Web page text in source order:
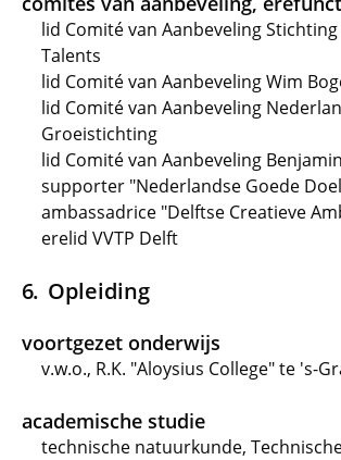
lid Comité van Aanbeveling
Talents
lid Comité van Aanbeveling Wim
lid Comité van Aanbeveling
Groeistichting
lid Comité van Aanbeveling
supporter "Nederlandse Goede
ambassadrice "Delftse Creatieve
erelid VVTP Delft
Opleiding
voortgezet onderwijs
v.w.o., R.K. "Aloysius College" te 's-
academische studie
technische natuurkunde,